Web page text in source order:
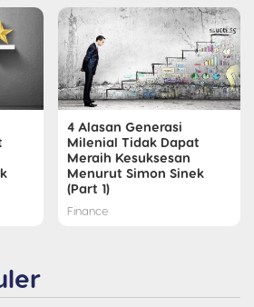
4 Alasan Generasi
Milenial Tidak Dapat
Meraih Kesuksesan
Menurut Simon Sinek
(Part 1)
Finance